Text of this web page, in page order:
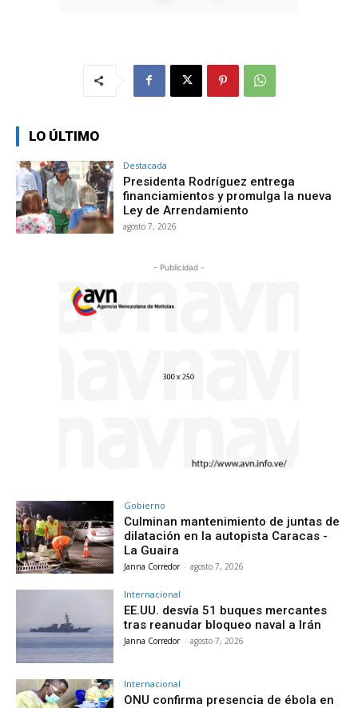
LO ÚLTIMO
Destacada
Presidenta Rodríguez entrega
financiamientos y promulga la nueva
Ley de Arrendamiento
agosto 7, 2026
- Publicidad -
Gobierno
Culminan mantenimiento de juntas de
dilatación en la autopista Caracas -
La Guaira
Janna Corredor - agosto 7, 2026
Internacional
EE.UU. desvía 51 buques mercantes
tras reanudar bloqueo naval a Irán
Janna Corredor - agosto 7, 2026
Internacional
ONU confirma presencia de ébola en